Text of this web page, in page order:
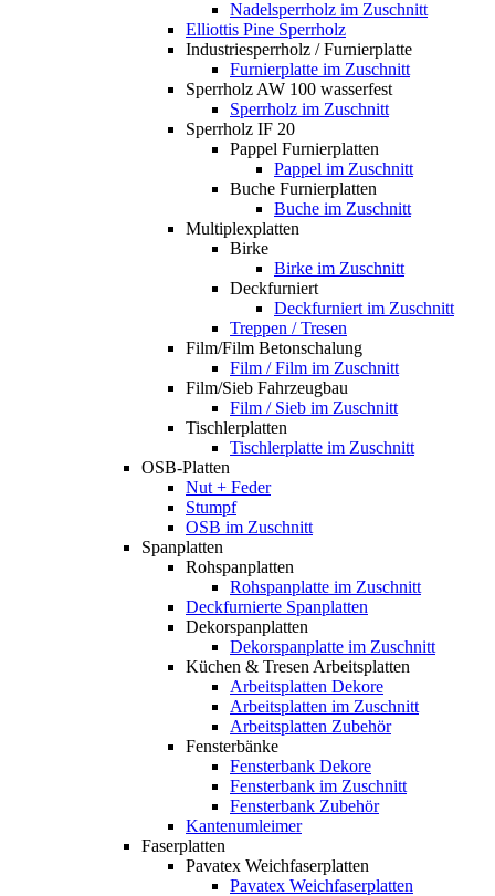
Nadelsperrholz im Zuschnitt
Elliottis Pine Sperrholz
Industriesperrholz / Furnierplatte
Furnierplatte im Zuschnitt
Sperrholz AW 100 wasserfest
Sperrholz im Zuschnitt
Sperrholz IF 20
Pappel Furnierplatten
Pappel im Zuschnitt
Buche Furnierplatten
Buche im Zuschnitt
Multiplexplatten
Birke
Birke im Zuschnitt
Deckfurniert
Deckfurniert im Zuschnitt
Treppen / Tresen
Film/Film Betonschalung
Film / Film im Zuschnitt
Film/Sieb Fahrzeugbau
Film / Sieb im Zuschnitt
Tischlerplatten
Tischlerplatte im Zuschnitt
OSB-Platten
Nut + Feder
Stumpf
OSB im Zuschnitt
Spanplatten
Rohspanplatten
Rohspanplatte im Zuschnitt
Deckfurnierte Spanplatten
Dekorspanplatten
Dekorspanplatte im Zuschnitt
Küchen & Tresen Arbeitsplatten
Arbeitsplatten Dekore
Arbeitsplatten im Zuschnitt
Arbeitsplatten Zubehör
Fensterbänke
Fensterbank Dekore
Fensterbank im Zuschnitt
Fensterbank Zubehör
Kantenumleimer
Faserplatten
Pavatex Weichfaserplatten
Pavatex Weichfaserplatten